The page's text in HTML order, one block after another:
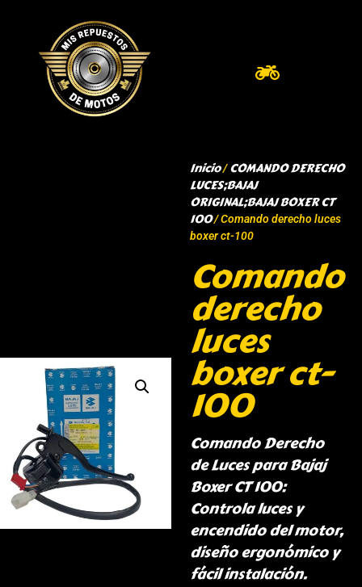
Inicio/COMANDO DERECHO
LUCES;BAJAJ
ORIGINAL;BAJAJ BOXER CT
100/ Comando derecho luces
boxer ct-100
Comando
derecho
luces
boxer ct-
100
Comando Derecho
de Luces para Bajaj
Boxer CT 100:
Controla luces y
encendido del motor,
diseño ergonómico y
fácil instalación.